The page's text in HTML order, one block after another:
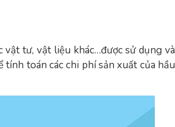
tư, vật liệu khác…được sử dụng và
toán các chi phí sản xuất của hầu